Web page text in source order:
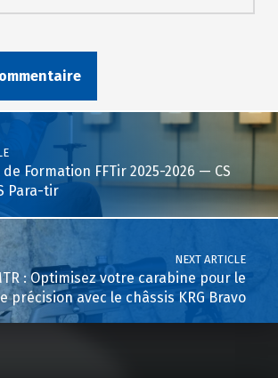
Formation FFTir 2025-2026 — CS
Para-tir
NEXT ARTICLE
: Optimisez votre carabine pour le
précision avec le châssis KRG Bravo